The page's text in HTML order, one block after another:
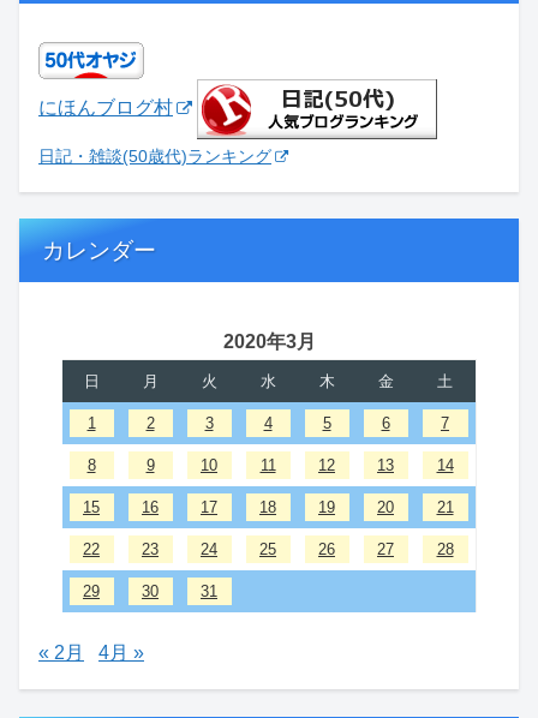
にほんブログ村
日記・雑談(50歳代)ランキング
カレンダー
2020年3月
日 月 火 水 木 金 土
1 2 3 4 5 6 7
8 9 10 11 12 13 14
15 16 17 18 19 20 21
22 23 24 25 26 27 28
29 30 31
« 2月 4月 »